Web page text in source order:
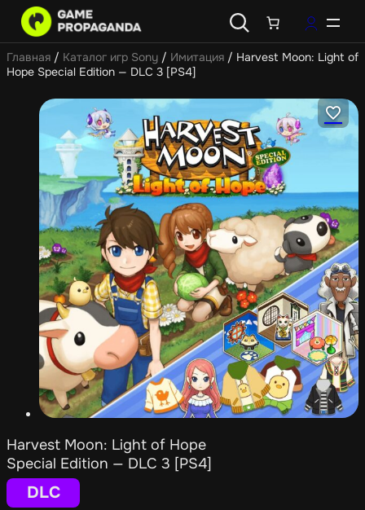
Главная / Каталог игр Sony / Имитация / Harvest Moon: Light of
Hope Special Edition — DLC 3 [PS4]
Harvest Moon: Light of Hope
Special Edition — DLC 3 [PS4]
DLC